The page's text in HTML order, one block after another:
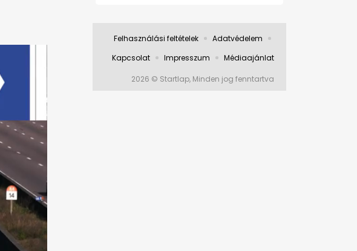
Felhasználási feltételek
Adatvédelem
Kapcsolat
Impresszum Médiaajánlat
2026 © Startlap, Minden jog fenntartva